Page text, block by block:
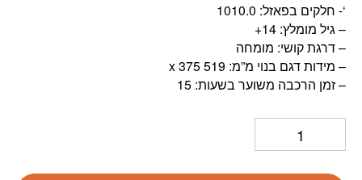
‘- חלקים בפאזל: 1010.0
– גיל מומלץ: 14+
– דרגת קושי: מומחה
– מידות דגם בנוי מ”מ: 519 x 375
– זמן הרכבה משוער בשעות: 15